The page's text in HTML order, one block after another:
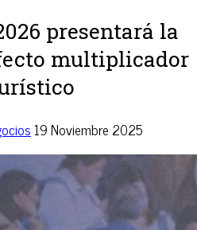
presentará la
multiplicador
19 Noviembre 2025